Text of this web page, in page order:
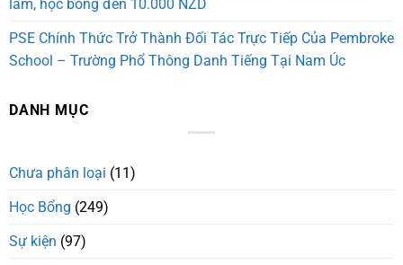
làm, học bổng đến 10.000 NZD
PSE Chính Thức Trở Thành Đối Tác Trực Tiếp Của Pembroke
School – Trường Phổ Thông Danh Tiếng Tại Nam Úc
DANH MỤC
Chưa phân loại (11)
Học Bổng (249)
Sự kiện (97)